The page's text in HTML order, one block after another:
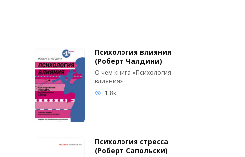
Психология влияния
(Роберт Чалдини)
О чем книга «Психология
влияния»
1.8к.
Психология стресса
(Роберт Сапольски)